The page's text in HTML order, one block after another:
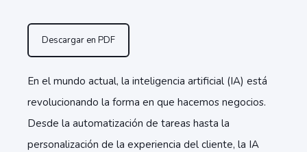
Descargar en PDF
En el mundo actual, la inteligencia artificial (IA) está
revolucionando la forma en que hacemos negocios.
Desde la automatización de tareas hasta la
personalización de la experiencia del cliente, la IA